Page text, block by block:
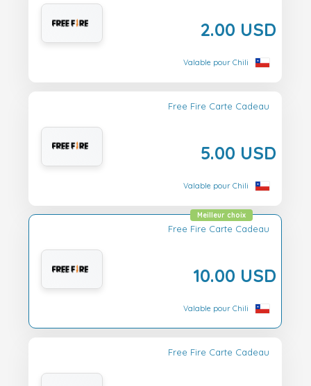
2.00 USD
Valable pour Chili
Free Fire Carte Cadeau
5.00 USD
Valable pour Chili
Free Fire Carte Cadeau
10.00 USD
Meilleur choix
Valable pour Chili
Free Fire Carte Cadeau